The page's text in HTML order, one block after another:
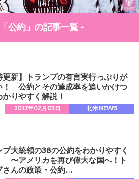
公約」の記事一覧 -
更新】トランプの有言実行っぷりが
！ 公約とその達成率を追いかけつ
かりやすく解説！
北米NEWS
2017年02月03日
プ大統領の38の公約をわかりやすく
〜アメリカを再び偉大な国へ！ト
さんの政策・公約…